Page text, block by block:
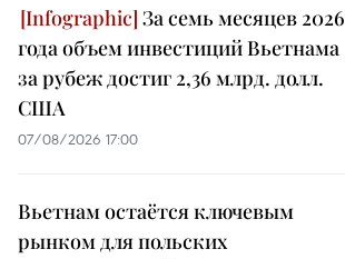
За семь месяцев 2026
года объем инвестиций Вьетнама
за рубеж достиг 2,36 млрд. долл.
США
07/08/2026 17:00
Вьетнам остаётся ключевым
рынком для польских